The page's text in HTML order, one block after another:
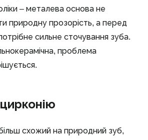
– металева основа не
природну прозорість, а перед
сильне сточування зуба.
проблема
схожий на природний зуб,